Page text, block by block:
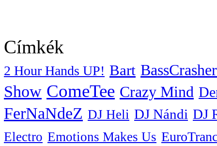
Címkék
2 Hour Hands UP! Bart BassCrasher
Show ComeTee Crazy Mind
FerNaNdeZ DJ Heli DJ Nándi DJ
Electro Emotions Makes Us